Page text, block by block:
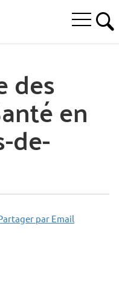
Ouvrir
des
en
de-